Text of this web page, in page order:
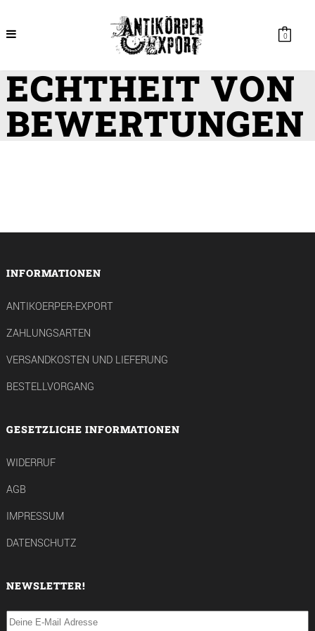
0
ECHTHEIT VON
BEWERTUNGEN
INFORMATIONEN
ANTIKOERPER-EXPORT
ZAHLUNGSARTEN
VERSANDKOSTEN UND LIEFERUNG
BESTELLVORGANG
GESETZLICHE INFORMATIONEN
WIDERRUF
AGB
IMPRESSUM
DATENSCHUTZ
NEWSLETTER!